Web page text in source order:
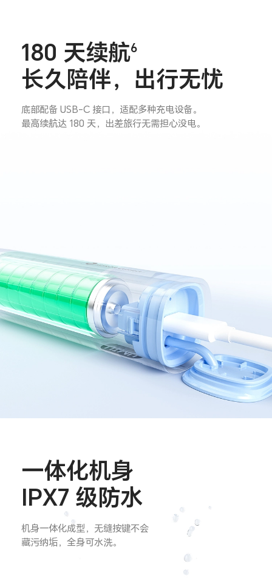
180 天续航6
长久陪伴，出行无忧
底部配备 USB-C 接口，适配多种充电设备。
最高续航达 180 天，出差旅行无需担心没电。
一体化机身
IPX7 级防水
机身一体化成型，无缝按键不会
藏污纳垢，全身可水洗。